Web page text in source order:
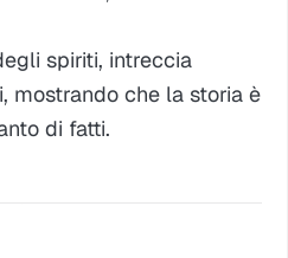
spiriti, intreccia
mostrando che la storia è
di fatti.